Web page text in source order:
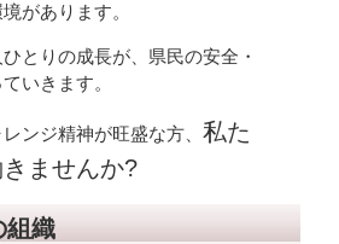
があります。
とりの成長が、県民の安全・
いきます。
ンジ精神が旺盛な方、 私た
ませんか?
組織